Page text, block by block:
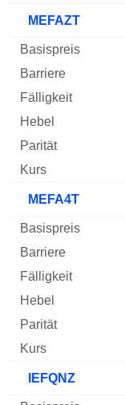
MEFAZT
MEFA4T
IEFQNZ